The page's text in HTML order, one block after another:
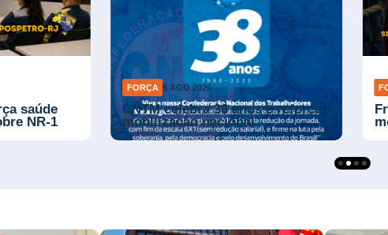
saúde
NR-1
FORÇA 5 AGO 2026
CNTM celebra 38 anos e reforça
mobilização nacional